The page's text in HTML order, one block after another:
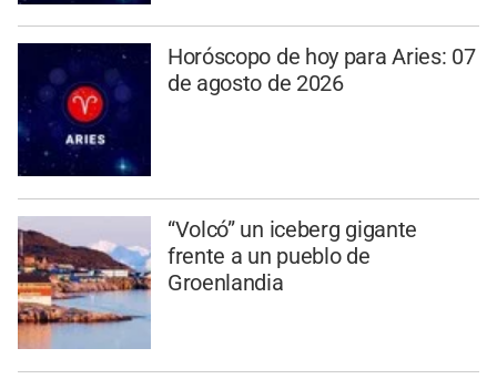
Horóscopo de hoy para Aries: 07
de agosto de 2026
“Volcó” un iceberg gigante
frente a un pueblo de
Groenlandia